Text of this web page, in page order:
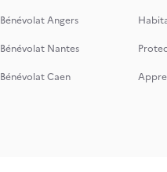
Bénévolat Angers
Bénévolat Nantes
Bénévolat Caen